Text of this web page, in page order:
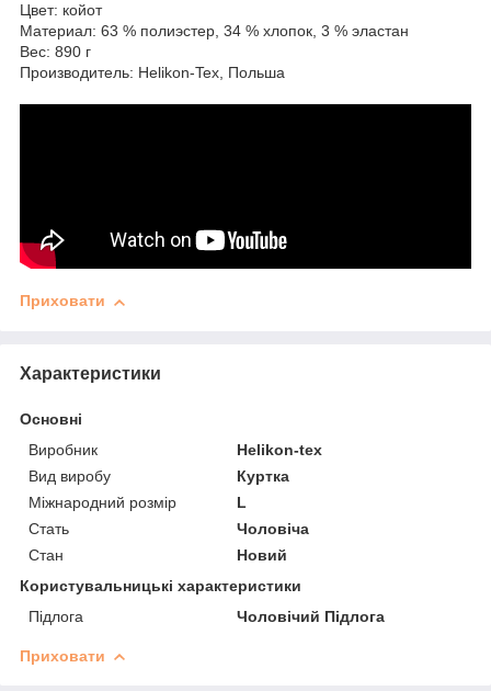
Цвет: койот
Материал: 63 % полиэстер, 34 % хлопок, 3 % эластан
Вес: 890 г
Производитель: Helikon-Tex, Польша
Приховати
Характеристики
Основні
Виробник
Helikon-tex
Вид виробу
Куртка
Міжнародний розмір
L
Стать
Чоловіча
Стан
Новий
Користувальницькі характеристики
Підлога
Чоловічий Підлога
Приховати